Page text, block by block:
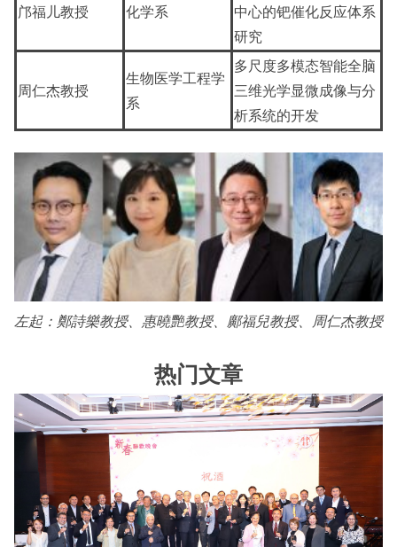
邝福儿教授 化学系
中心的钯催化反应体系
研究
周仁杰教授
生物医学工程学
系
多尺度多模态智能全脑
三维光学显微成像与分
析系统的开发
左起：鄭詩樂教授、惠曉艷教授、鄺福兒教授、周仁杰教授
热门文章